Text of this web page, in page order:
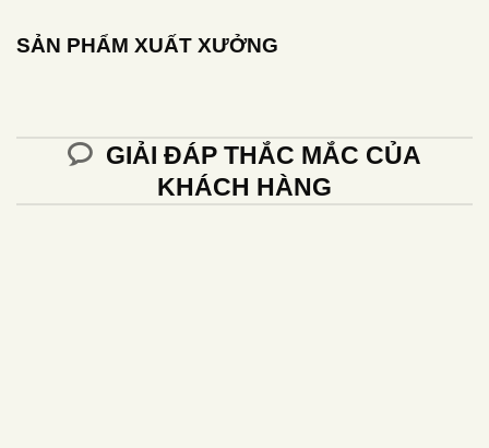
SẢN PHẨM XUẤT XƯỞNG
GIẢI ĐÁP THẮC MẮC CỦA
KHÁCH HÀNG